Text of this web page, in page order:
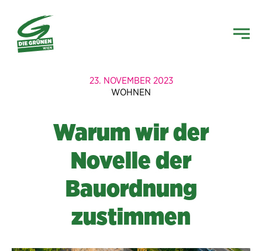
23. NOVEMBER 2023
WOHNEN
Warum wir der
Novelle der
Bauordnung
zustimmen